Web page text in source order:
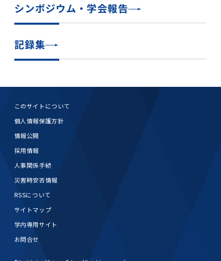
シンポジウム・学会報告
記録集
このサイトについて
個人情報保護方針
情報公開
採用情報
人事関係手続
災害時安否情報
RSSについて
サイトマップ
学内専用サイト
お問合せ